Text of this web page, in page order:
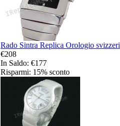
Rado Sintra Replica Orologio svizzeri
€208
In Saldo: €177
Risparmi: 15% sconto